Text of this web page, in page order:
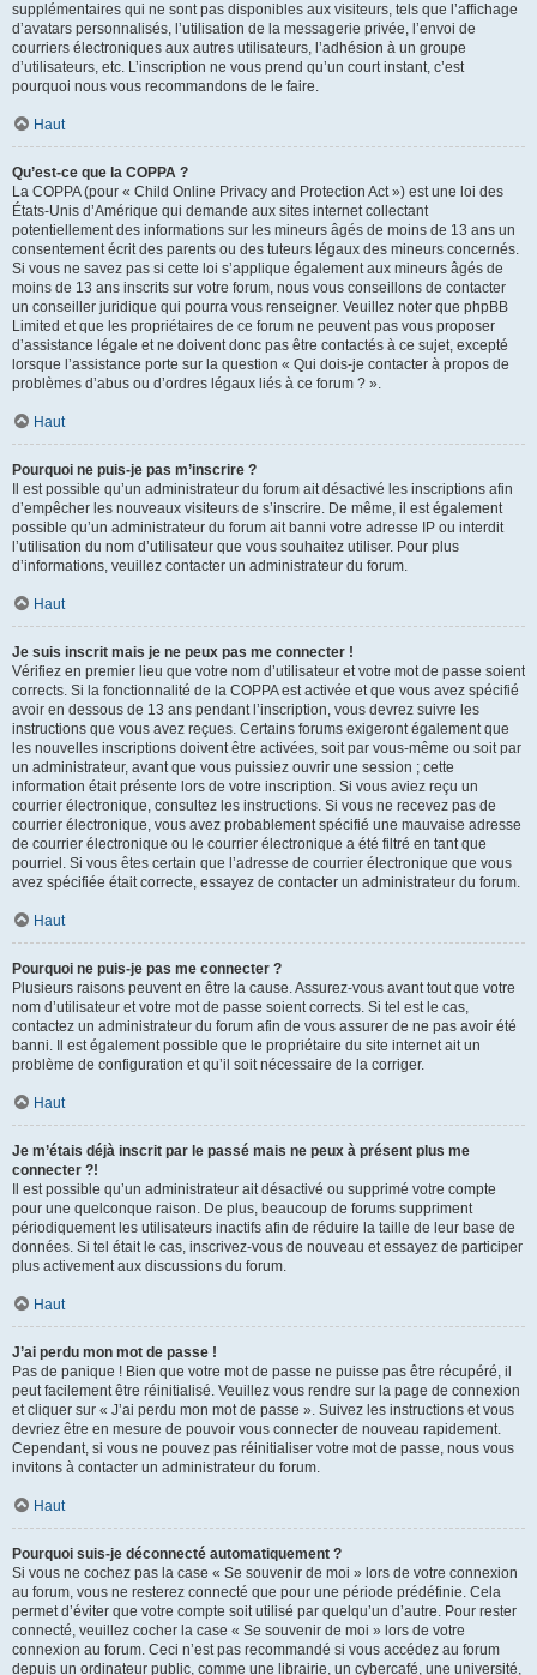
supplémentaires qui ne sont pas disponibles aux visiteurs, tels que l’affichage
d’avatars personnalisés, l’utilisation de la messagerie privée, l’envoi de
courriers électroniques aux autres utilisateurs, l’adhésion à un groupe
d’utilisateurs, etc. L’inscription ne vous prend qu’un court instant, c’est
pourquoi nous vous recommandons de le faire.
Haut
Qu’est-ce que la COPPA ?
La COPPA (pour « Child Online Privacy and Protection Act ») est une loi des
États-Unis d’Amérique qui demande aux sites internet collectant
potentiellement des informations sur les mineurs âgés de moins de 13 ans un
consentement écrit des parents ou des tuteurs légaux des mineurs concernés.
Si vous ne savez pas si cette loi s’applique également aux mineurs âgés de
moins de 13 ans inscrits sur votre forum, nous vous conseillons de contacter
un conseiller juridique qui pourra vous renseigner. Veuillez noter que phpBB
Limited et que les propriétaires de ce forum ne peuvent pas vous proposer
d’assistance légale et ne doivent donc pas être contactés à ce sujet, excepté
lorsque l’assistance porte sur la question « Qui dois-je contacter à propos de
problèmes d’abus ou d’ordres légaux liés à ce forum ? ».
Haut
Pourquoi ne puis-je pas m’inscrire ?
Il est possible qu’un administrateur du forum ait désactivé les inscriptions afin
d’empêcher les nouveaux visiteurs de s’inscrire. De même, il est également
possible qu’un administrateur du forum ait banni votre adresse IP ou interdit
l’utilisation du nom d’utilisateur que vous souhaitez utiliser. Pour plus
d’informations, veuillez contacter un administrateur du forum.
Haut
Je suis inscrit mais je ne peux pas me connecter !
Vérifiez en premier lieu que votre nom d’utilisateur et votre mot de passe soient
corrects. Si la fonctionnalité de la COPPA est activée et que vous avez spécifié
avoir en dessous de 13 ans pendant l’inscription, vous devrez suivre les
instructions que vous avez reçues. Certains forums exigeront également que
les nouvelles inscriptions doivent être activées, soit par vous-même ou soit par
un administrateur, avant que vous puissiez ouvrir une session ; cette
information était présente lors de votre inscription. Si vous aviez reçu un
courrier électronique, consultez les instructions. Si vous ne recevez pas de
courrier électronique, vous avez probablement spécifié une mauvaise adresse
de courrier électronique ou le courrier électronique a été filtré en tant que
pourriel. Si vous êtes certain que l’adresse de courrier électronique que vous
avez spécifiée était correcte, essayez de contacter un administrateur du forum.
Haut
Pourquoi ne puis-je pas me connecter ?
Plusieurs raisons peuvent en être la cause. Assurez-vous avant tout que votre
nom d’utilisateur et votre mot de passe soient corrects. Si tel est le cas,
contactez un administrateur du forum afin de vous assurer de ne pas avoir été
banni. Il est également possible que le propriétaire du site internet ait un
problème de configuration et qu’il soit nécessaire de la corriger.
Haut
Je m’étais déjà inscrit par le passé mais ne peux à présent plus me
connecter ?!
Il est possible qu’un administrateur ait désactivé ou supprimé votre compte
pour une quelconque raison. De plus, beaucoup de forums suppriment
périodiquement les utilisateurs inactifs afin de réduire la taille de leur base de
données. Si tel était le cas, inscrivez-vous de nouveau et essayez de participer
plus activement aux discussions du forum.
Haut
J’ai perdu mon mot de passe !
Pas de panique ! Bien que votre mot de passe ne puisse pas être récupéré, il
peut facilement être réinitialisé. Veuillez vous rendre sur la page de connexion
et cliquer sur « J’ai perdu mon mot de passe ». Suivez les instructions et vous
devriez être en mesure de pouvoir vous connecter de nouveau rapidement.
Cependant, si vous ne pouvez pas réinitialiser votre mot de passe, nous vous
invitons à contacter un administrateur du forum.
Haut
Pourquoi suis-je déconnecté automatiquement ?
Si vous ne cochez pas la case « Se souvenir de moi » lors de votre connexion
au forum, vous ne resterez connecté que pour une période prédéfinie. Cela
permet d’éviter que votre compte soit utilisé par quelqu’un d’autre. Pour rester
connecté, veuillez cocher la case « Se souvenir de moi » lors de votre
connexion au forum. Ceci n’est pas recommandé si vous accédez au forum
depuis un ordinateur public, comme une librairie, un cybercafé, une université,